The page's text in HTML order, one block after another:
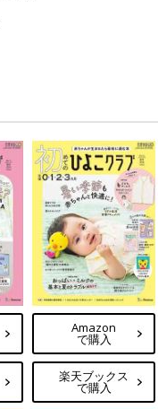
Amazon
で購入
楽天ブックス
で購入